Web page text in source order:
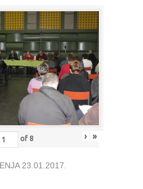
of 8 › »
23.01.2017.